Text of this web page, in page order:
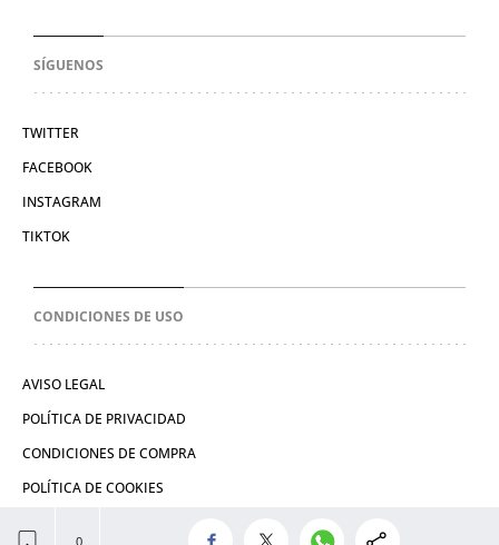
SÍGUENOS
TWITTER
FACEBOOK
INSTAGRAM
TIKTOK
CONDICIONES DE USO
AVISO LEGAL
POLÍTICA DE PRIVACIDAD
CONDICIONES DE COMPRA
POLÍTICA DE COOKIES